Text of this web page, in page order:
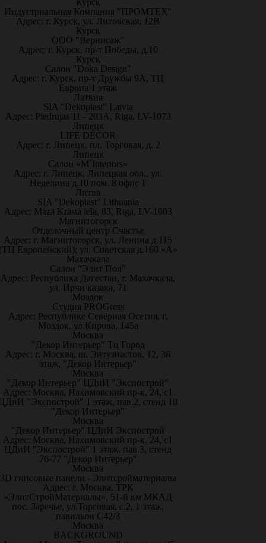
Курск
Индустриальная Компания "ПРОМТЕХ"
Адрес: г. Курск, ул. Литовская, 12В
Курск
ООО "Вернисаж"
Адрес: г. Курск, пр-т Победы, д.10
Курск
Салон "Doka Design"
Адрес: г. Курск, пр-т Дружбы 9А, ТЦ
Европа 1 этаж
Латвия
SIA "Dekoplast" Latvia
Адрес: Piedrujas 11 - 203A, Riga, LV-1073
Липецк
LIFE DÉCOR
Адрес: г. Липецк, пл. Торговая, д. 2
Липецк
Салон «M`Interiors»
Адрес: г. Липецк, Липецкая обл., ул.
Неделина д.10 пом. 8 офис 1
Литва
SIA "Dekoplast" Lithuania
Адрес: Mazā Krasta iela, 83, Rīga, LV-1003
Магнитогорск
Отделочный центр Счастье
Адрес: г. Магнитогорск, ул. Ленина д.115
Европейский); ул. Советская д.160 «А»
Махачкала
Салон "Элит Пол"
Адрес: Республика Дагестан, г. Махачкала,
ул. Ирчи казака, 71
Моздок
Студия PROGress
Адрес: Республике Северная Осетия, г.
Моздок, ул.Кирова, 145а
Москва
"Декор Интерьер" Тц Город
Адрес: г. Москва, ш. Энтузиастов, 12, 3й
этаж, "Декор Интерьер"
Москва
"Декор Интерьер" ЦДиИ "Экспострой"
Адрес: Москва, Нахимовский пр-к, 24, с1
"Экспострой" 1 этаж, пав.2, стенд 10
"Декор Интерьер"
Москва
"Декор Интерьер" ЦДиИ Экспострой
Адрес: Москва, Нахимовский пр-к, 24, с1
ЦДиИ "Экспострой" 1 этаж, пав.3, стенд
76-77 "Декор Интерьер"
Москва
3D гипсовые панели - Элитсройматериалы
Адрес: г. Москва, ТРК
«ЭлитСтройМатериалы», 51-й км МКАД
пос. Заречье, ул.Торговая, с.2, 1 этаж,
павильон С42/3
Москва
BACKGROUND